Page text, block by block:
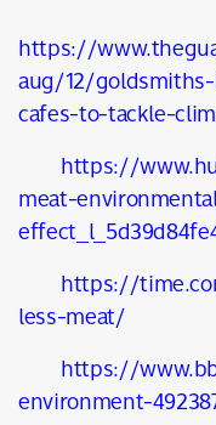
https://
aug/12/
cafes-to-tackle-
https://
meat-
https://
less-meat/
https://
environment-